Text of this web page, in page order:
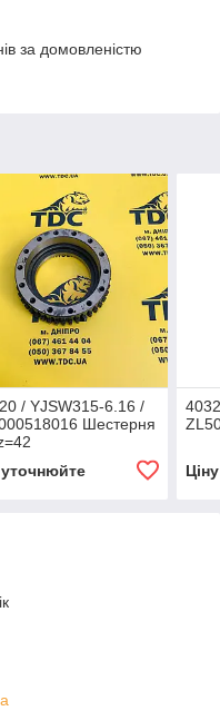
за домовленістю
/ YJSW315-6.16 /
Шестерня
уточнюйте